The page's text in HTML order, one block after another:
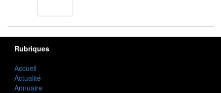
Rubriques
Accueil
Actualité
Annuaire